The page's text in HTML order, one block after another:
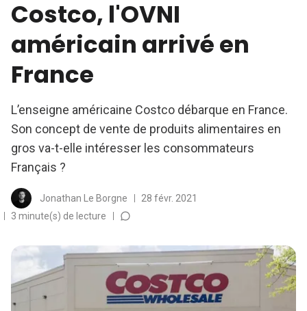
Costco, l'OVNI
américain arrivé en
France
L’enseigne américaine Costco débarque en France.
Son concept de vente de produits alimentaires en
gros va-t-elle intéresser les consommateurs
Français ?
Jonathan Le Borgne
28 févr. 2021
3 minute(s) de lecture